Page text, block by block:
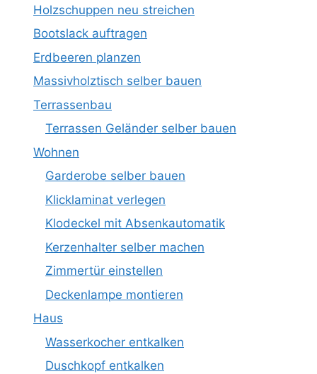
Holzschuppen neu streichen
Bootslack auftragen
Erdbeeren planzen
Massivholztisch selber bauen
Terrassenbau
Terrassen Geländer selber bauen
Wohnen
Garderobe selber bauen
Klicklaminat verlegen
Klodeckel mit Absenkautomatik
Kerzenhalter selber machen
Zimmertür einstellen
Deckenlampe montieren
Haus
Wasserkocher entkalken
Duschkopf entkalken